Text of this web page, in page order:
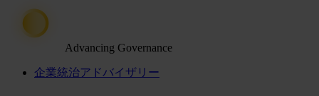
Advancing Governance
企業統治アドバイザリー